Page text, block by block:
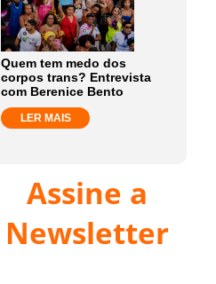
Quem tem medo dos
corpos trans? Entrevista
com Berenice Bento
LER MAIS
Assine a
Newsletter